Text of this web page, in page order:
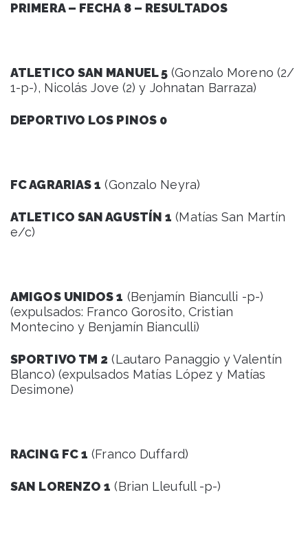
PRIMERA – FECHA 8 – RESULTADOS
ATLETICO SAN MANUEL 5 (Gonzalo Moreno (2/
1-p-), Nicolás Jove (2) y Johnatan Barraza)
DEPORTIVO LOS PINOS 0
FC AGRARIAS 1 (Gonzalo Neyra)
ATLETICO SAN AGUSTÍN 1 (Matías San Martín
e/c)
AMIGOS UNIDOS 1 (Benjamín Bianculli -p-)
(expulsados: Franco Gorosito, Cristian
Montecino y Benjamín Bianculli)
SPORTIVO TM 2 (Lautaro Panaggio y Valentín
Blanco) (expulsados Matías López y Matías
Desimone)
RACING FC 1 (Franco Duffard)
SAN LORENZO 1 (Brian Lleufull -p-)